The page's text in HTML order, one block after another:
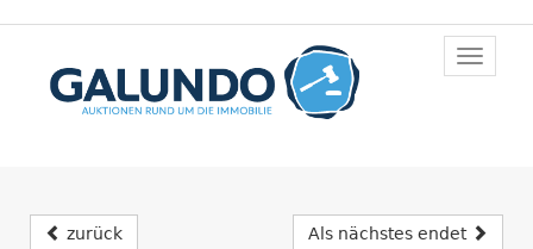
Toggle
zurück Als nächstes endet